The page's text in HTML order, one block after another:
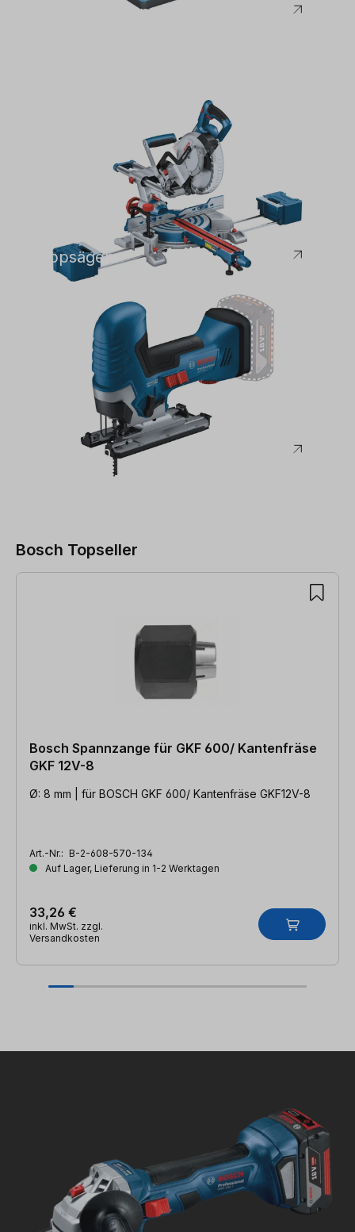
Tischkreissägen
Kappsägen
Stichsägen
Bosch Topseller
Produktgalerie überspringen
Bosch Spannzange für GKF 600/ Kantenfräse
GKF 12V-8
Ø: 8 mm | für BOSCH GKF 600/ Kantenfräse GKF12V-8
Art.-Nr.: B-2-608-570-134
Auf Lager, Lieferung in 1-2 Werktagen
33,26 €
inkl. MwSt. zzgl.
Versandkosten